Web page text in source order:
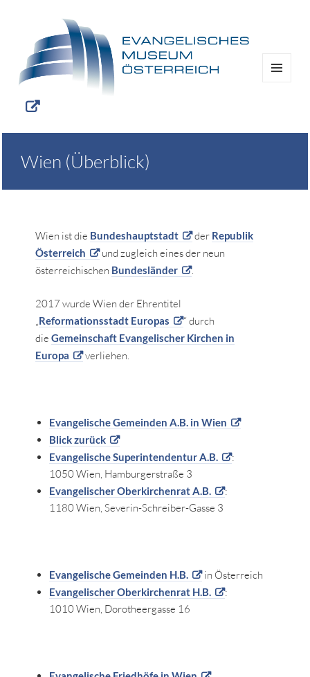
Wien (Überblick)
Wien ist die Bundeshauptstadt der Republik
Österreich
und zugleich eines der neun
österreichischen Bundesländer .
2017 wurde Wien der Ehrentitel
„Reformationsstadt Europas
“ durch
die Gemeinschaft Evangelischer Kirchen in
Europa
verliehen.
Evangelische Gemeinden A.B. in Wien
Blick zurück
Evangelische Superintendentur A.B.
:
1050 Wien, Hamburgerstraße 3
Evangelischer Oberkirchenrat A.B.
:
1180 Wien, Severin-Schreiber-Gasse 3
Evangelische Gemeinden H.B. in Österreich
Evangelischer Oberkirchenrat H.B.
:
1010 Wien, Dorotheergasse 16